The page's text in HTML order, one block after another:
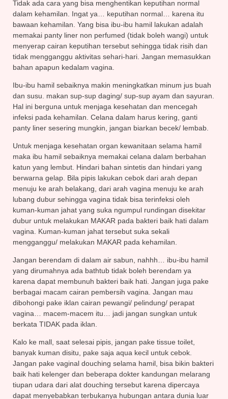
Tidak ada cara yang bisa menghentikan keputihan normal
dalam kehamilan. Ingat ya… keputihan normal… karena itu
bawaan kehamilan. Yang bisa ibu-ibu hamil lakukan adalah
memakai panty liner non perfumed (tidak boleh wangi) untuk
menyerap cairan keputihan tersebut sehingga tidak risih dan
tidak mengganggu aktivitas sehari-hari. Jangan memasukkan
bahan apapun kedalam vagina.
Ibu-ibu hamil sebaiknya makin meningkatkan minum jus buah
dan susu. makan sup-sup daging/ sup-sup ayam dan sayuran.
Hal ini berguna untuk menjaga kesehatan dan mencegah
infeksi pada kehamilan. Celana dalam harus kering, ganti
panty liner sesering mungkin, jangan biarkan becek/ lembab.
Untuk menjaga kesehatan organ kewanitaan selama hamil
maka ibu hamil sebaiknya memakai celana dalam berbahan
katun yang lembut. Hindari bahan sintetis dan hindari yang
berwarna gelap. Bila pipis lakukan cebok dari arah depan
menuju ke arah belakang, dari arah vagina menuju ke arah
lubang dubur sehingga vagina tidak bisa terinfeksi oleh
kuman-kuman jahat yang suka ngumpul rundingan disekitar
dubur untuk melakukan MAKAR pada bakteri baik hati dalam
vagina. Kuman-kuman jahat tersebut suka sekali
mengganggu/ melakukan MAKAR pada kehamilan.
Jangan berendam di dalam air sabun, nahhh… ibu-ibu hamil
yang dirumahnya ada bathtub tidak boleh berendam ya
karena dapat membunuh bakteri baik hati. Jangan juga pake
berbagai macam cairan pembersih vagina. Jangan mau
dibohongi pake iklan cairan pewangi/ pelindung/ perapat
vagina… macem-macem itu… jadi jangan sungkan untuk
berkata TIDAK pada iklan.
Kalo ke mall, saat selesai pipis, jangan pake tissue toilet,
banyak kuman disitu, pake saja aqua kecil untuk cebok.
Jangan pake vaginal douching selama hamil, bisa bikin bakteri
baik hati kelenger dan beberapa dokter kandungan melarang
tiupan udara dari alat douching tersebut karena dipercaya
dapat menyebabkan terbukanya hubungan antara dunia luar